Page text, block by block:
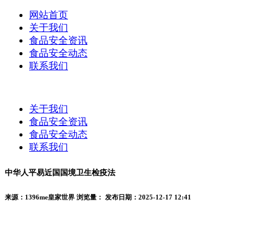
网站首页
关于我们
食品安全资讯
食品安全动态
联系我们
关于我们
食品安全资讯
食品安全动态
联系我们
中华人平易近国国境卫生检疫法
来源：1396me皇家世界 浏览量： 发布日期：2025-12-17 12:41